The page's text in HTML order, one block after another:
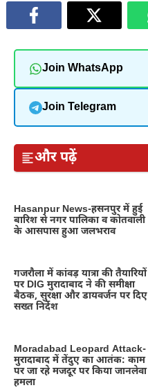
Join WhatsApp
Join Telegram
और पढ़ें
Hasanpur News-हसनपुर में हुई
बारिश से नगर पालिका व कोतवाली
के आसपास हुआ जलभराव
गजरौला में कांवड़ यात्रा की तैयारियों
पर DIG मुरादाबाद ने की समीक्षा
बैठक, सुरक्षा और डायवर्जन पर दिए
सख्त निर्देश
Moradabad Leopard Attack-
मुरादाबाद में तेंदुए का आतंक: काम
पर जा रहे मजदूर पर किया जानलेवा
हमला